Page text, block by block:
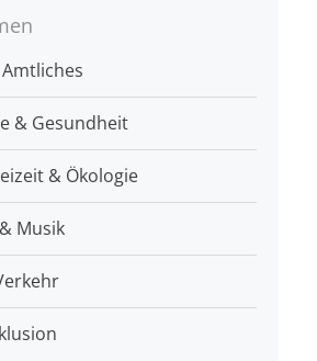
& Gesundheit
& Ökologie
Musik